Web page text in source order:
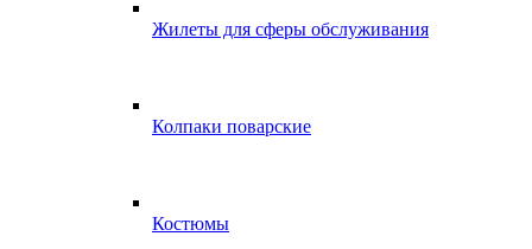
Жилеты для сферы обслуживания
Колпаки поварские
Костюмы